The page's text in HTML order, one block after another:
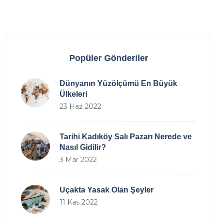
Popüler Gönderiler
Dünyanın Yüzölçümü En Büyük
Ülkeleri
23 Haz 2022
Tarihi Kadıköy Salı Pazarı Nerede ve
Nasıl Gidilir?
3 Mar 2022
Uçakta Yasak Olan Şeyler
11 Kas 2022